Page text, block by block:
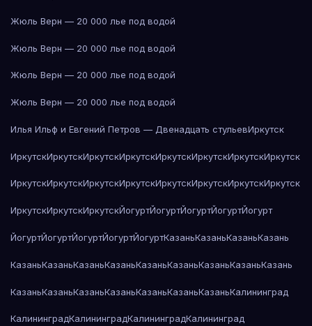
Жюль Верн — 20 000 лье под водой
Жюль Верн — 20 000 лье под водой
Жюль Верн — 20 000 лье под водой
Жюль Верн — 20 000 лье под водой
Илья Ильф и Евгений Петров — Двенадцать стульевИркутск
ИркутскИркутскИркутскИркутскИркутскИркутскИркутскИркутск
ИркутскИркутскИркутскИркутскИркутскИркутскИркутскИркутск
ИркутскИркутскИркутскЙогуртЙогуртЙогуртЙогуртЙогурт
ЙогуртЙогуртЙогуртЙогуртЙогуртКазаньКазаньКазаньКазань
КазаньКазаньКазаньКазаньКазаньКазаньКазаньКазаньКазань
КазаньКазаньКазаньКазаньКазаньКазаньКазаньКалининград
КалининградКалининградКалининградКалининград